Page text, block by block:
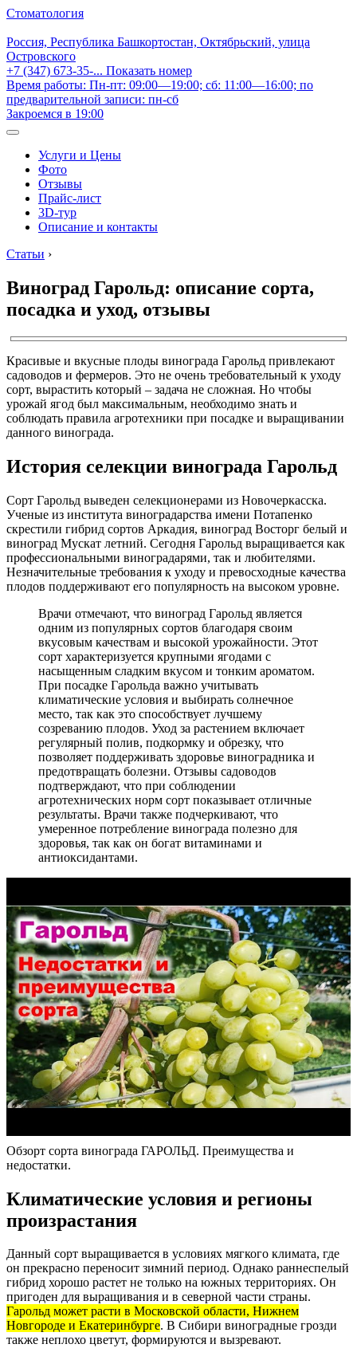
Стоматология
Россия, Республика Башкортостан, Октябрьский, улица
Островского
+7 (347) 673-35-... Показать номер
Время работы: Пн-пт: 09:00—19:00; сб: 11:00—16:00; по
предварительной записи: пн-сб
Закроемся в 19:00
Услуги и Цены
Фото
Отзывы
Прайс-лист
3D-тур
Описание и контакты
Статьи ›
Виноград Гарольд: описание сорта,
посадка и уход, отзывы
Красивые и вкусные плоды винограда Гарольд привлекают
садоводов и фермеров. Это не очень требовательный к уходу
сорт, вырастить который – задача не сложная. Но чтобы
урожай ягод был максимальным, необходимо знать и
соблюдать правила агротехники при посадке и выращивании
данного винограда.
История селекции винограда Гарольд
Сорт Гарольд выведен селекционерами из Новочеркасска.
Ученые из института виноградарства имени Потапенко
скрестили гибрид сортов Аркадия, виноград Восторг белый и
виноград Мускат летний. Сегодня Гарольд выращивается как
профессиональными виноградарями, так и любителями.
Незначительные требования к уходу и превосходные качества
плодов поддерживают его популярность на высоком уровне.
Врачи отмечают, что виноград Гарольд является
одним из популярных сортов благодаря своим
вкусовым качествам и высокой урожайности. Этот
сорт характеризуется крупными ягодами с
насыщенным сладким вкусом и тонким ароматом.
При посадке Гарольда важно учитывать
климатические условия и выбирать солнечное
место, так как это способствует лучшему
созреванию плодов. Уход за растением включает
регулярный полив, подкормку и обрезку, что
позволяет поддерживать здоровье виноградника и
предотвращать болезни. Отзывы садоводов
подтверждают, что при соблюдении
агротехнических норм сорт показывает отличные
результаты. Врачи также подчеркивают, что
умеренное потребление винограда полезно для
здоровья, так как он богат витаминами и
антиоксидантами.
Обзорт сорта винограда ГАРОЛЬД. Преимущества и
недостатки.
Климатические условия и регионы
произрастания
Данный сорт выращивается в условиях мягкого климата, где
он прекрасно переносит зимний период. Однако раннеспелый
гибрид хорошо растет не только на южных территориях. Он
пригоден для выращивания и в северной части страны.
Гарольд может расти в Московской области, Нижнем
Новгороде и Екатеринбурге. В Сибири виноградные грозди
также неплохо цветут, формируются и вызревают.